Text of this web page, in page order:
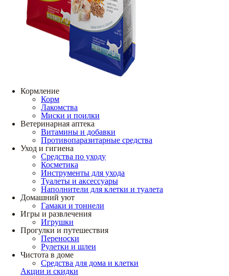
Кормление
Корм
Лакомства
Миски и поилки
Ветеринарная аптека
Витамины и добавки
Противопаразитарные средства
Уход и гигиена
Средства по уходу
Косметика
Инструменты для ухода
Туалеты и аксессуары
Наполнители для клетки и туалета
Домашний уют
Гамаки и тоннели
Игры и развлечения
Игрушки
Прогулки и путешествия
Переноски
Рулетки и шлеи
Чистота в доме
Средства для дома и клетки
Акции и скидки